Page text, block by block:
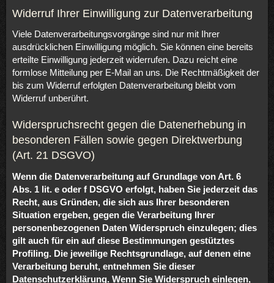
Widerruf Ihrer Einwilligung zur Datenverarbeitung
Viele Datenverarbeitungsvorgänge sind nur mit Ihrer
ausdrücklichen Einwilligung möglich. Sie können eine bereits
erteilte Einwilligung jederzeit widerrufen. Dazu reicht eine
formlose Mitteilung per E-Mail an uns. Die Rechtmäßigkeit der
bis zum Widerruf erfolgten Datenverarbeitung bleibt vom
Widerruf unberührt.
Widerspruchsrecht gegen die Datenerhebung in
besonderen Fällen sowie gegen Direktwerbung
(Art. 21 DSGVO)
Wenn die Datenverarbeitung auf Grundlage von Art. 6
Abs. 1 lit. e oder f DSGVO erfolgt, haben Sie jederzeit das
Recht, aus Gründen, die sich aus Ihrer besonderen
Situation ergeben, gegen die Verarbeitung Ihrer
personenbezogenen Daten Widerspruch einzulegen; dies
gilt auch für ein auf diese Bestimmungen gestütztes
Profiling. Die jeweilige Rechtsgrundlage, auf denen eine
Verarbeitung beruht, entnehmen Sie dieser
Datenschutzerklärung. Wenn Sie Widerspruch einlegen,